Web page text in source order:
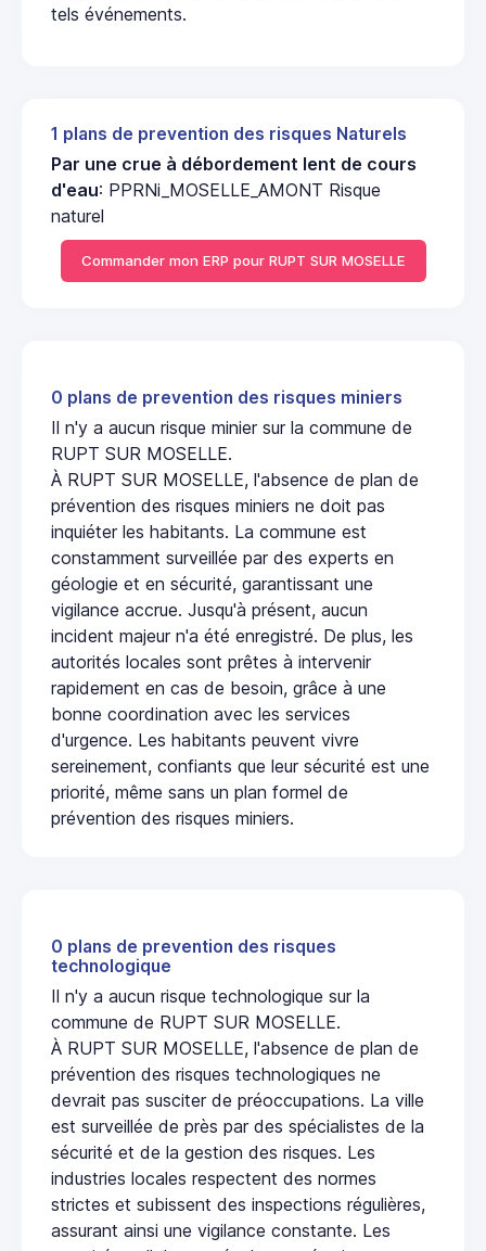
tels événements.
1 plans de prevention des risques Naturels
Par une crue à débordement lent de cours
d'eau: PPRNi_MOSELLE_AMONT Risque
naturel
Commander mon ERP pour RUPT SUR MOSELLE
0 plans de prevention des risques miniers
Il n'y a aucun risque minier sur la commune de
RUPT SUR MOSELLE.
À RUPT SUR MOSELLE, l'absence de plan de
prévention des risques miniers ne doit pas
inquiéter les habitants. La commune est
constamment surveillée par des experts en
géologie et en sécurité, garantissant une
vigilance accrue. Jusqu'à présent, aucun
incident majeur n'a été enregistré. De plus, les
autorités locales sont prêtes à intervenir
rapidement en cas de besoin, grâce à une
bonne coordination avec les services
d'urgence. Les habitants peuvent vivre
sereinement, confiants que leur sécurité est une
priorité, même sans un plan formel de
prévention des risques miniers.
0 plans de prevention des risques
technologique
Il n'y a aucun risque technologique sur la
commune de RUPT SUR MOSELLE.
À RUPT SUR MOSELLE, l'absence de plan de
prévention des risques technologiques ne
devrait pas susciter de préoccupations. La ville
est surveillée de près par des spécialistes de la
sécurité et de la gestion des risques. Les
industries locales respectent des normes
strictes et subissent des inspections régulières,
assurant ainsi une vigilance constante. Les